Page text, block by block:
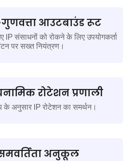
गुणवत्ता आउटबाउंड रूट
IP संसाधनों को रोकने के लिए उपयोगकर्ता
पर सख्त नियंत्रण।
रोटेशन प्रणाली
के अनुसार IP रोटेशन का समर्थन।
अनुकूल